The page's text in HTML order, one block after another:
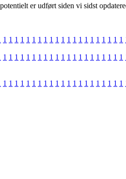
er udført siden vi sidst
1 1 1 1 1 1 1 1 1 1 1 1 1 1 1 1 1 1 1 1 1
1 1 1 1 1 1 1 1 1 1 1 1 1 1 1 1 1 1 1 1 1
1 1 1 1 1 1 1 1 1 1 1 1 1 1 1 1 1 1 1 1 1